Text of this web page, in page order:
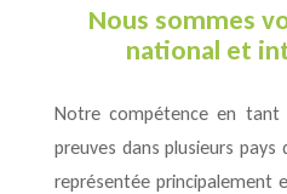
Nous sommes
national et
Notre compétence en
preuves dans plusieurs pays
représentée principalement